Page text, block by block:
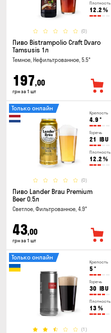
Плотность
12.2 %
(0)
Пиво Bistrampolio Craft Dvaro
Tamsusis 1л
Темное, Нефильтрованное, 5.5°
197,00
грн за 1 шт
Крепость
4.9 °
Горечь
21 IBU
Плотность
12.2 %
(0)
Только онлайн
Пиво Lander Brau Premium
Beer 0.5л
Светлое, Фильтрованное, 4.9°
43,00
грн за 1 шт
Крепость
5 °
Горечь
30 IBU
Плотность
13 %
(1)
Только онлайн